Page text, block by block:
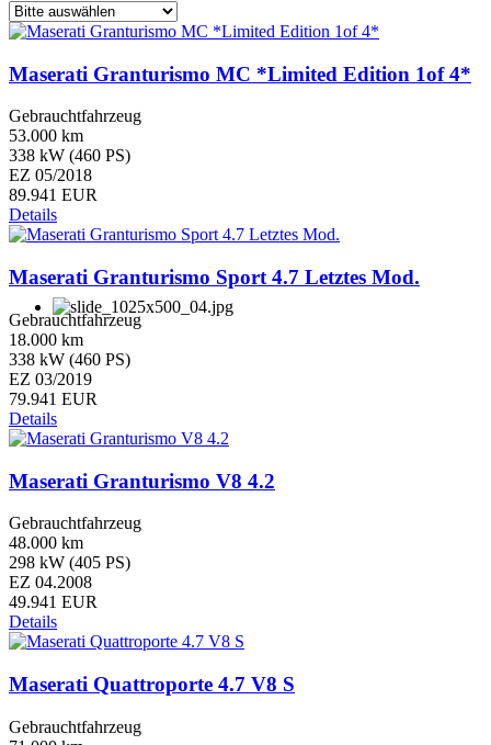
Maserati Granturismo MC *Limited Edition 1of 4*
Gebrauchtfahrzeug
53.000 km
338 kW (460 PS)
EZ 05/2018
89.941 EUR
Details
Maserati Granturismo Sport 4.7 Letztes Mod.
Gebrauchtfahrzeug
18.000 km
338 kW (460 PS)
EZ 03/2019
79.941 EUR
Details
Maserati Granturismo V8 4.2
Gebrauchtfahrzeug
48.000 km
298 kW (405 PS)
EZ 04.2008
49.941 EUR
Details
Maserati Quattroporte 4.7 V8 S
Gebrauchtfahrzeug